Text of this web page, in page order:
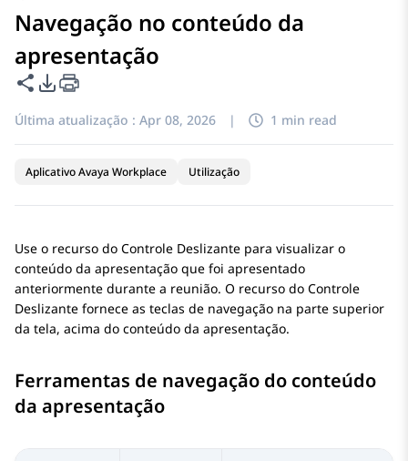
Navegação no conteúdo da
apresentação
Compartilhar esta página
Opções de exportação de PDF
Última atualização : Apr 08, 2026 | 1 min read
Aplicativo Avaya Workplace Utilização
Use o recurso do Controle Deslizante para visualizar o
conteúdo da apresentação que foi apresentado
anteriormente durante a reunião. O recurso do Controle
Deslizante fornece as teclas de navegação na parte superior
da tela, acima do conteúdo da apresentação.
Ferramentas de navegação do conteúdo
da apresentação